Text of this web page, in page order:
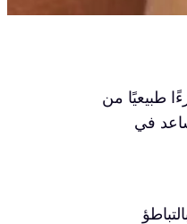
طبيعيًا من
في